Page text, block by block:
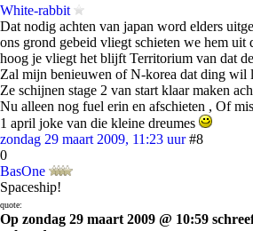
White-rabbit
Dat nodig achten van japan word elders
ons grond gebeid vliegt schieten we hem uit
hoog je vliegt het blijft Territorium van dat
Zal mijn benieuwen of N-korea dat ding wil
Ze schijnen stage 2 van start klaar maken
Nu alleen nog fuel erin en afschieten , Of
1 april joke van die kleine dreumes
zondag 29 maart 2009, 11:23 uur #8
0
BasOne
Spaceship!
quote:
Op zondag 29 maart 2009 @ 10:59